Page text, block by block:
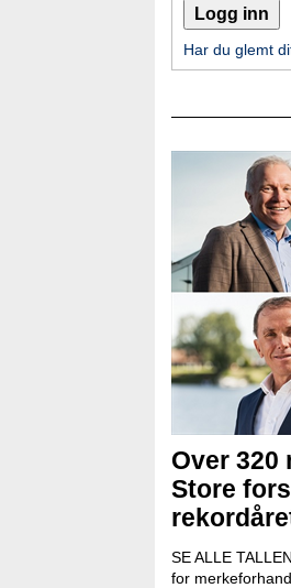
Har du glemt
Over 320
Store
SE ALLE
for